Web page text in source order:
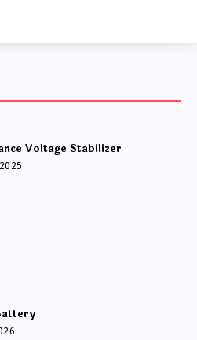
Voltage Stabilizer